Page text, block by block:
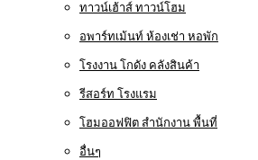
ทาวน์เฮ้าส์ ทาวน์โฮม
อพาร์ทเม้นท์ ห้องเช่า หอพัก
โรงงาน โกดัง คลังสินค้า
รีสอร์ท โรงแรม
โฮมออฟฟิต สำนักงาน พื้นที่
อื่นๆ